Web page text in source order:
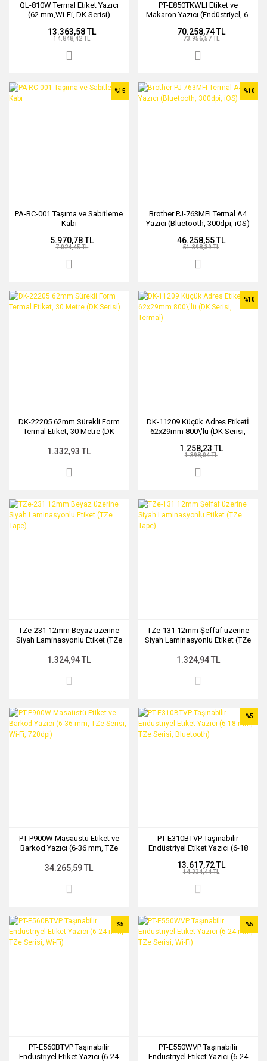
QL-810W Termal Etiket Yazıcı
(62 mm,Wi-Fi, DK Serisi)
13.363,58 TL
14.848,42 TL
PT-E850TKWLI Etiket ve
Makaron Yazıcı (Endüstriyel, 6-
70.258,74 TL
73.956,57 TL
PA-RC-001 Taşıma ve Sabitleme
Kabı
%15
5.970,78 TL
7.024,45 TL
Brother PJ-763MFI Termal A4
Yazıcı (Bluetooth, 300dpi, iOS)
%10
46.258,55 TL
51.398,39 TL
DK-22205 62mm Sürekli Form
Termal Etiket, 30 Metre (DK
1.332,93 TL
DK-11209 Küçük Adres Etiketİ
62x29mm 800\'lü (DK Serisi,
%10
1.258,23 TL
1.398,04 TL
TZe-231 12mm Beyaz üzerine
Siyah Laminasyonlu Etiket (TZe
1.324,94 TL
TZe-131 12mm Şeffaf üzerine
Siyah Laminasyonlu Etiket (TZe
1.324,94 TL
PT-P900W Masaüstü Etiket ve
Barkod Yazıcı (6-36 mm, TZe
34.265,59 TL
PT-E310BTVP Taşınabilir
Endüstriyel Etiket Yazıcı (6-18
%5
13.617,72 TL
14.334,44 TL
PT-E560BTVP Taşınabilir
Endüstriyel Etiket Yazıcı (6-24
%5
PT-E550WVP Taşınabilir
Endüstriyel Etiket Yazıcı (6-24
%5